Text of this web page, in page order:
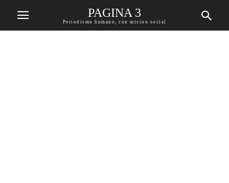
PAGINA 3
Periodismo humano, con mision social